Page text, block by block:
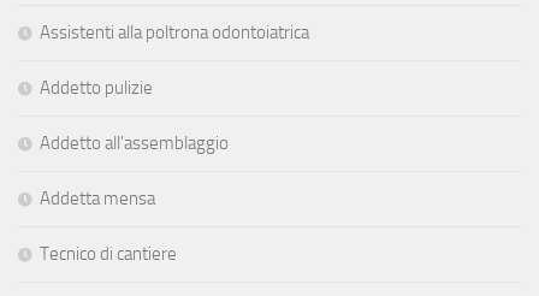
Assistenti alla poltrona odontoiatrica
Addetto pulizie
Addetto all’assemblaggio
Addetta mensa
Tecnico di cantiere